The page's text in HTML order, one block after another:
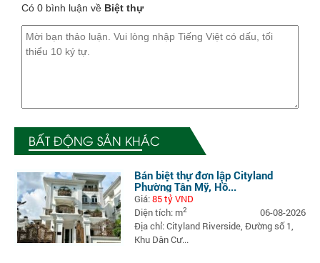
Có 0 bình luận về Biệt thự
BẤT ĐỘNG SẢN KHÁC
Bán biệt thự đơn lập Cityland
Phường Tân Mỹ, Hồ...
Giá:85 tỷ VND
Diện tích: m2
06-08-2026
Địa chỉ: Cityland Riverside, Đường số 1,
Khu Dân Cư...